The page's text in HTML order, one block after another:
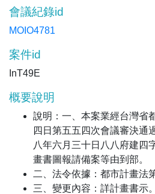
會議紀錄id
MOIO4781
案件id
InT49E
概要說明
說明：一、本案業經台灣省
四日第五五四次會議審決通
八年六月三十日八八府建四
畫書圖報請備案等由到部。
二、法令依據：都市計畫法
三、變更內容：詳計畫書示。